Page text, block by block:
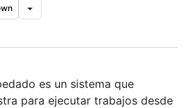
es un sistema que
para ejecutar trabajos desde